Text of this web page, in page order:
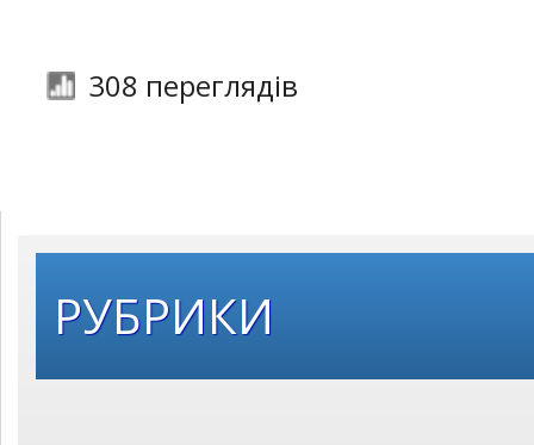
308 переглядів
РУБРИКИ